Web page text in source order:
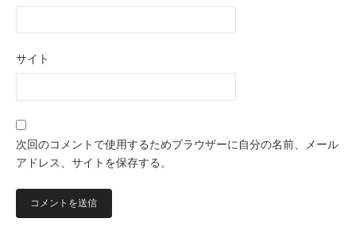
サイト
次回のコメントで使用するためブラウザーに自分の名前、メール
アドレス、サイトを保存する。